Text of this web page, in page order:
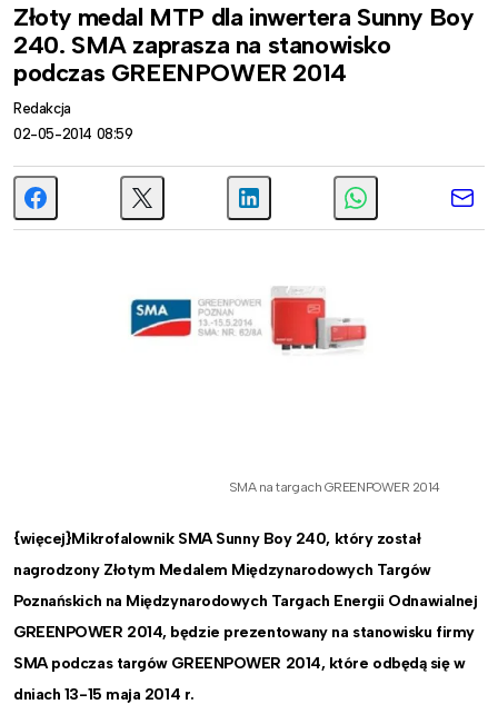
Złoty medal MTP dla inwertera Sunny Boy
240. SMA zaprasza na stanowisko
podczas GREENPOWER 2014
Redakcja
02-05-2014 08:59
SMA na targach GREENPOWER 2014
{więcej}Mikrofalownik SMA Sunny Boy 240, który został
nagrodzony Złotym Medalem Międzynarodowych Targów
Poznańskich na Międzynarodowych Targach Energii Odnawialnej
GREENPOWER 2014, będzie prezentowany na stanowisku firmy
SMA podczas targów GREENPOWER 2014, które odbędą się w
dniach 13-15 maja 2014 r.